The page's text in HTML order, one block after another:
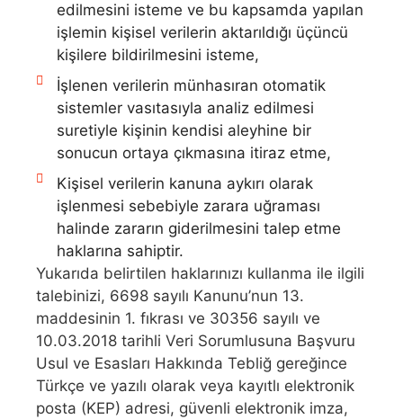
edilmesini isteme ve bu kapsamda yapılan
işlemin kişisel verilerin aktarıldığı üçüncü
kişilere bildirilmesini isteme,
İşlenen verilerin münhasıran otomatik
sistemler vasıtasıyla analiz edilmesi
suretiyle kişinin kendisi aleyhine bir
sonucun ortaya çıkmasına itiraz etme,
Kişisel verilerin kanuna aykırı olarak
işlenmesi sebebiyle zarara uğraması
halinde zararın giderilmesini talep etme
haklarına sahiptir.
Yukarıda belirtilen haklarınızı kullanma ile ilgili
talebinizi, 6698 sayılı Kanunu’nun 13.
maddesinin 1. fıkrası ve 30356 sayılı ve
10.03.2018 tarihli Veri Sorumlusuna Başvuru
Usul ve Esasları Hakkında Tebliğ gereğince
Türkçe ve yazılı olarak veya kayıtlı elektronik
posta (KEP) adresi, güvenli elektronik imza,